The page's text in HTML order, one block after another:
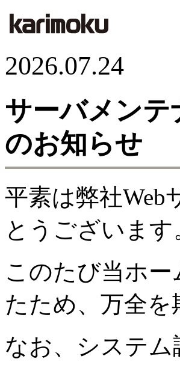
2026.07.24
サーバメン
のお知らせ
平素は弊社
とうございます
このたび当ホ
たため、万全
なお、システ